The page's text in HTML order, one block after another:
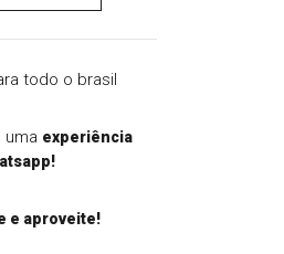
todo o brasil
experiência
e aproveite!